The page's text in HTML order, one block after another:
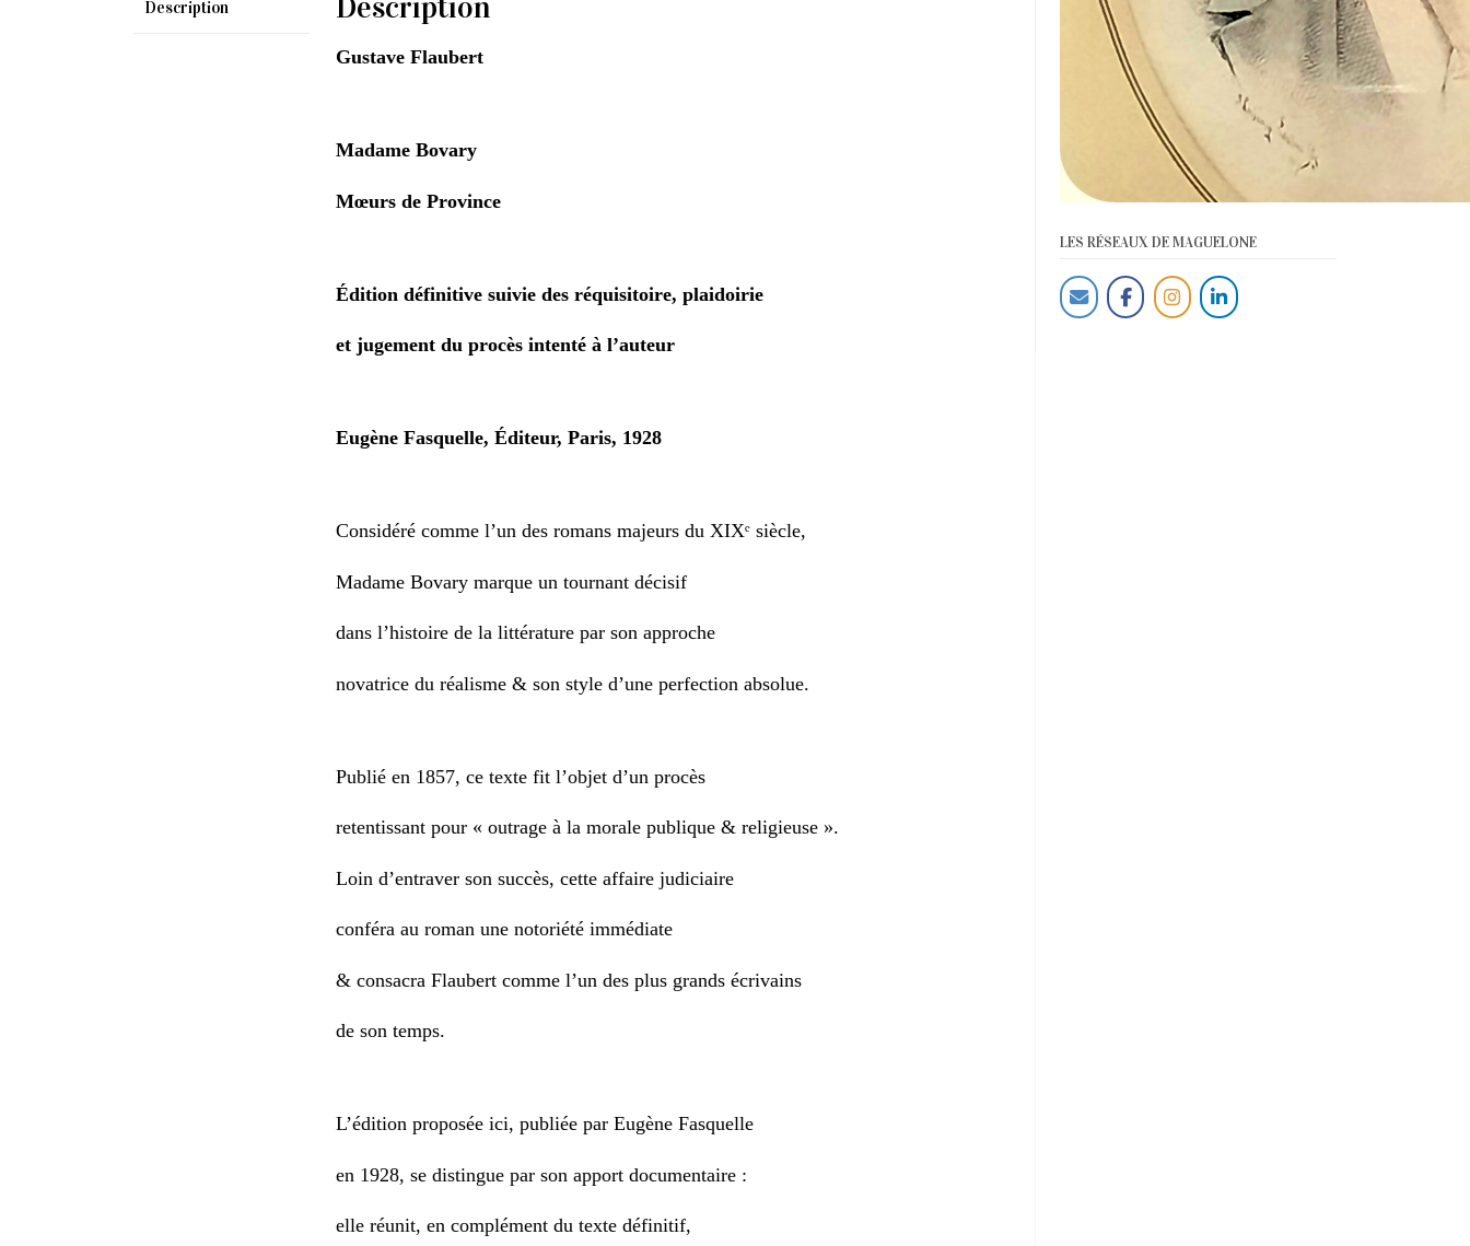
Description Description
Gustave Flaubert
Madame Bovary
Mœurs de Province
Édition définitive suivie des réquisitoire, plaidoirie
et jugement du procès intenté à l’auteur
Eugène Fasquelle, Éditeur, Paris, 1928
Considéré comme l’un des romans majeurs du XIXᵉ siècle,
Madame Bovary marque un tournant décisif
dans l’histoire de la littérature par son approche
novatrice du réalisme & son style d’une perfection absolue.
Publié en 1857, ce texte fit l’objet d’un procès
retentissant pour « outrage à la morale publique & religieuse ».
Loin d’entraver son succès, cette affaire judiciaire
conféra au roman une notoriété immédiate
& consacra Flaubert comme l’un des plus grands écrivains
de son temps.
L’édition proposée ici, publiée par Eugène Fasquelle
en 1928, se distingue par son apport documentaire :
elle réunit, en complément du texte définitif,
LES RÉSEAUX DE MAGUELONE